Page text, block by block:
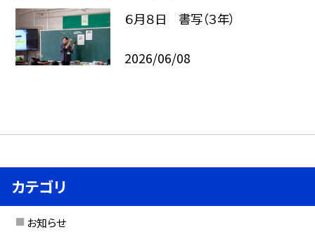
６月８日 書写（３年）
2026/06/08
カテゴリ
お知らせ